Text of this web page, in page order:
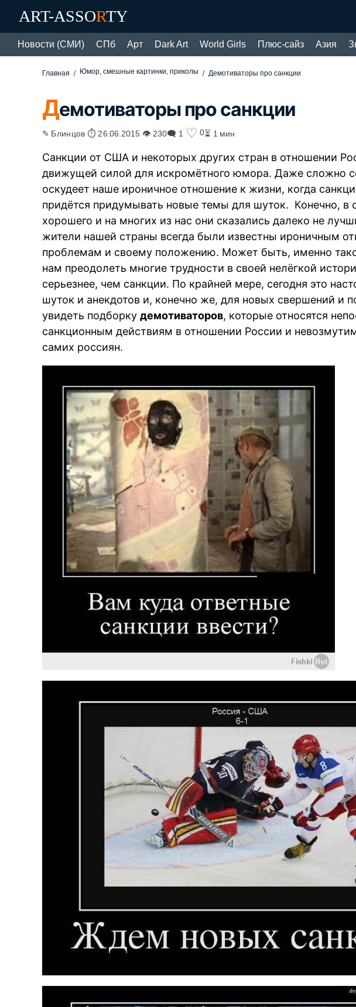
ART-ASSORTY
Новости (СМИ) СПб Арт Dark Art World Girls Плюс-сайз Азия
Главная Юмор, смешные картинки, приколы Демотиваторы про санкции
Демотиваторы про санкции
✎ Блинцов ⏱ 26.06.2015 👁 230🗨 1 ♡ 0⏳ 1 мин
Санкции от США и некоторых других стран в отношении
движущей силой для искромётного юмора. Даже сложно
оскудеет наше ироничное отношение к жизни, когда
придётся придумывать новые темы для шуток. Конечно, в
хорошего и на многих из нас они сказались далеко не
жители нашей страны всегда были известны ироничным
проблемам и своему положению. Может быть, именно
нам преодолеть многие трудности в своей нелёгкой
серьезнее, чем санкции. По крайней мере, сегодня это
шуток и анекдотов и, конечно же, для новых свершений и
увидеть подборкудемотиваторов, которые относятся
санкционным действиям в отношении России и
самих россиян.
BREAKING